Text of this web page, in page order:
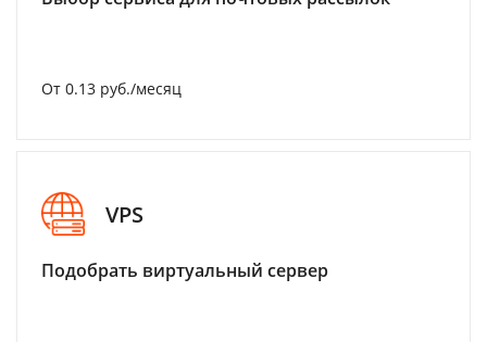
От 0.13 руб./месяц
VPS
Подобрать виртуальный сервер